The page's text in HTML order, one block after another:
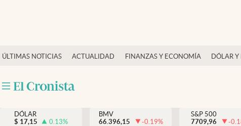
ÚLTIMAS NOTICIAS ACTUALIDAD FINANZAS Y ECONOMÍA DÓLAR
Actualidad
Internacionales
DÓLAR
$ 17,15 0.13%
BMV
66.396,15
-0.19%
S&P 500
7709,96
-